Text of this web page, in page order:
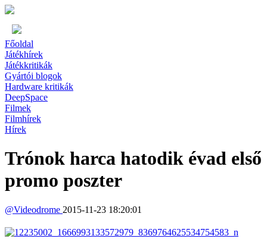
Főoldal
Játékhírek
Játékkritikák
Gyártói blogok
Hardware kritikák
DeepSpace
Filmek
Filmhírek
Hírek
Trónok harca hatodik évad első
promo poszter
@Videodrome 2015-11-23 18:20:01